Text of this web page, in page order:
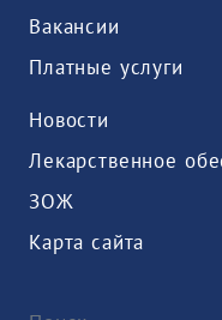
Вакансии
Платные услуги
Новости
Лекарственное
ЗОЖ
Карта сайта